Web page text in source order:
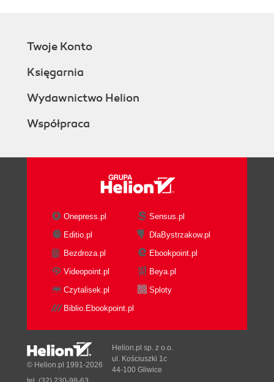
Skills of a Financial Data Engineer
Business and soft skills
2. Financial Data Ecosystem
Public institutional and governmental
data
Public research data
Security Exchanges
Commercial Data Vendors, Providers,
and Distributors
Bloomberg
FactSet
S&P Global Market Intelligence
Wharton Research Data Services
Survey Data
Alternative Data
Twoje Konto
Księgarnia
Wydawnictwo Helion
Współpraca
Onepress.pl
Sensus.pl
Editio.pl
DlaBystrzakow.pl
Bezdroza.pl
Ebookpoint.pl
Videopoint.pl
Beya.pl
Czytalisek.pl
Sploty
Biblio.Ebookpoint.pl
© Helion.pl 1991-2026
Helion.pl sp. z o.o.
ul. Kościuszki 1c
44-100 Gliwice